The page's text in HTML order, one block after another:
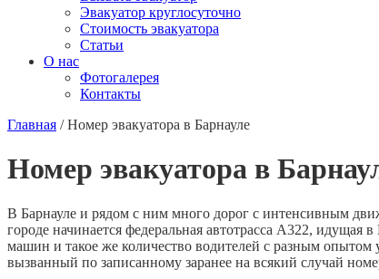
Эвакуатор круглосуточно
Стоимость эвакуатора
Статьи
О нас
Фотогалерея
Контакты
Главная /Номер эвакуатора в Барнауле
Номер эвакуатора в
В Барнауле и рядом с ним много дорог с интенсивным
городе начинается федеральная автотрасса А322, идущая
машин и такое же количество водителей с разным опытом
вызванный по записанному заранее на всякий случай